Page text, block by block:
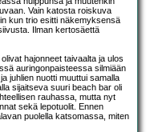
Vain katosta roiskuva
kun trio esitti näkemyksensä
Ilman kertosäettä
hajonneet taivaalta ja ulos
auringonpaisteessa silmiään
juhlien nuotti muuttui samalla
sijaitseva suuri beach bar oli
rauhassa, mutta nyt
sekä lepotuolit. Ennen
puolella katsomassa, miten